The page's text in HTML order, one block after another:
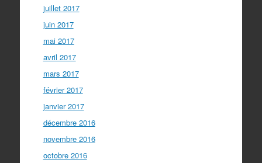
juillet 2017
juin 2017
mai 2017
avril 2017
mars 2017
février 2017
janvier 2017
décembre 2016
novembre 2016
octobre 2016